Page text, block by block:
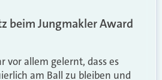
beim Jungmakler Award
vor allem gelernt, dass es
am Ball zu bleiben und